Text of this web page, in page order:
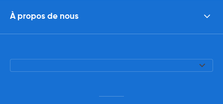
À propos de nous